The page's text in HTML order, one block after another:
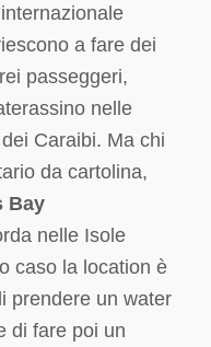
a fare dei
passeggeri,
nelle
Caraibi. Ma chi
da cartolina,
Bay
nelle Isole
caso la location è
prendere un water
di fare poi un